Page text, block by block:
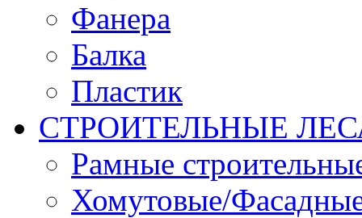
Фанера
Балка
Пластик
СТРОИТЕЛЬНЫЕ
Рамные
Хомутовые/